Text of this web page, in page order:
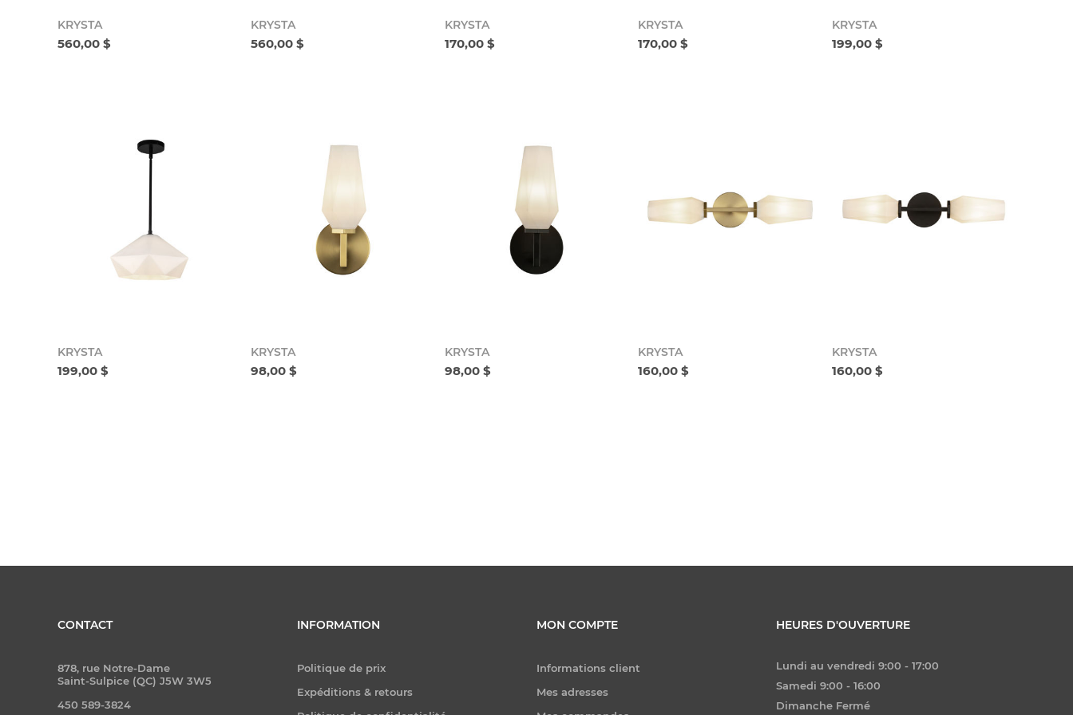
KRYSTA
560,00 $
KRYSTA
560,00 $
KRYSTA
170,00 $
KRYSTA
170,00 $
KRYSTA
199,00 $
KRYSTA
199,00 $
KRYSTA
98,00 $
KRYSTA
98,00 $
KRYSTA
160,00 $
KRYSTA
160,00 $
CONTACT
878, rue Notre-Dame
Saint-Sulpice (QC) J5W 3W5
450 589-3824
INFORMATION
Politique de prix
Expéditions & retours
MON COMPTE
Informations client
Mes adresses
HEURES D'OUVERTURE
Lundi au vendredi 9:00 - 17:00
Samedi 9:00 - 16:00
Dimanche Fermé